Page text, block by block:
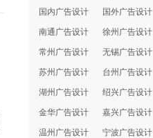
国内广告设计
国外广告设计
南通广告设计
徐州广告设计
常州广告设计
无锡广告设计
苏州广告设计
台州广告设计
湖州广告设计
绍兴广告设计
金华广告设计
嘉兴广告设计
温州广告设计
宁波广告设计